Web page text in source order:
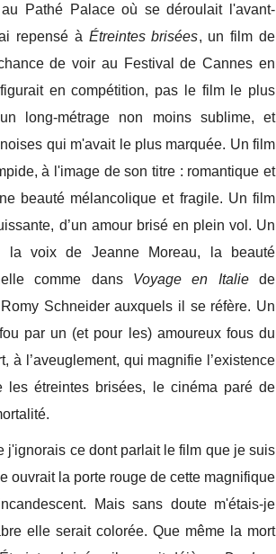
Pathé Palace où se déroulait l'avant-
repensé à Étreintes brisées, un film de
de voir au Festival de Cannes en
en compétition, pas le film le plus
long-métrage non moins sublime, et
qui m'avait le plus marquée. Un film
à l'image de son titre : romantique et
beauté mélancolique et fragile. Un film
d’un amour brisé en plein vol. Un
voix de Jeanne Moreau, la beauté
comme dans Voyage en Italiede
Schneider auxquels il se réfère. Un
par un (et pour les) amoureux fous du
à l’aveuglement, qui magnifie l’existence
étreintes brisées, le cinéma paré de
j'ignorais ce dont parlait le film que je suis
ouvrait la porte rouge de cette magnifique
Mais sans doute m'étais-je
elle serait colorée. Que même la mort